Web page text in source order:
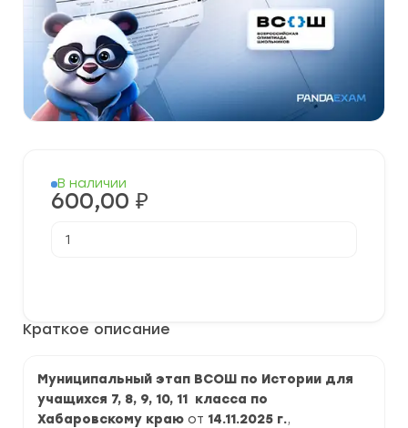
Краткое описание
Муниципальный этап ВСОШ по Истории для
учащихся 7, 8, 9, 10, 11 класса по
Хабаровскому краю от 14.11.2025 г.,
В наличии
600,00 ₽
товара
Истории
г.
по
Хабаровскому
краю